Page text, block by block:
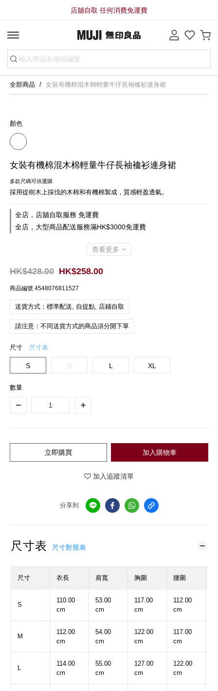
店舖自取 任何消費免運費
全部商品 女裝有機棉混木棉輕量牛仔長袖裇衫連身裙
顏色
女裝有機棉混木棉輕量牛仔長袖裇衫連身裙
多款尺碼可供選購
採用從樹木上採伐的木棉和有機棉製成，質感輕盈透氣。
全店，店舖自取服務 免運費
全店，大型商品配送服務滿HK$3000免運費
查看更多
HK$258.00
HK$428.00
商品編號 4548076811527
送貨方式：標準配送, 自提點, 店鋪自取
請注意：不同送貨方式的商品須分開下單
尺寸 尺寸表
S M L XL
數量
加入購物車
立即購買
加入追蹤清單
分享到
尺寸表 尺寸對照表
尺寸 衣長 肩寬 胸圍 腰圍
S
110.00
cm
53.00
cm
117.00
cm
112.00
cm
M
112.00
cm
54.00
cm
122.00
cm
117.00
cm
L
114.00
cm
55.00
cm
127.00
cm
122.00
cm